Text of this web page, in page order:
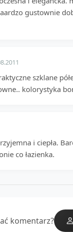
gustownie
szklane
kolorystyka
i ciepła.
co łazienka.
komentarz?